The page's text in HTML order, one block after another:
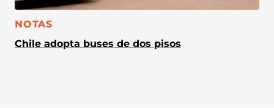
CATEGORÍA:
NOTAS
Chile adopta buses de dos pisos